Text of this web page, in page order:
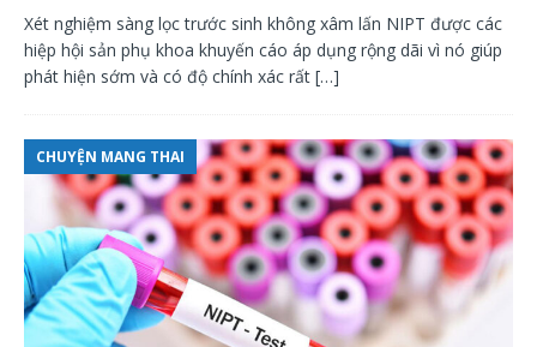
Xét nghiệm sàng lọc trước sinh không xâm lấn NIPT được các
hiệp hội sản phụ khoa khuyến cáo áp dụng rộng dãi vì nó giúp
phát hiện sớm và có độ chính xác rất […]
CHUYỆN MANG THAI